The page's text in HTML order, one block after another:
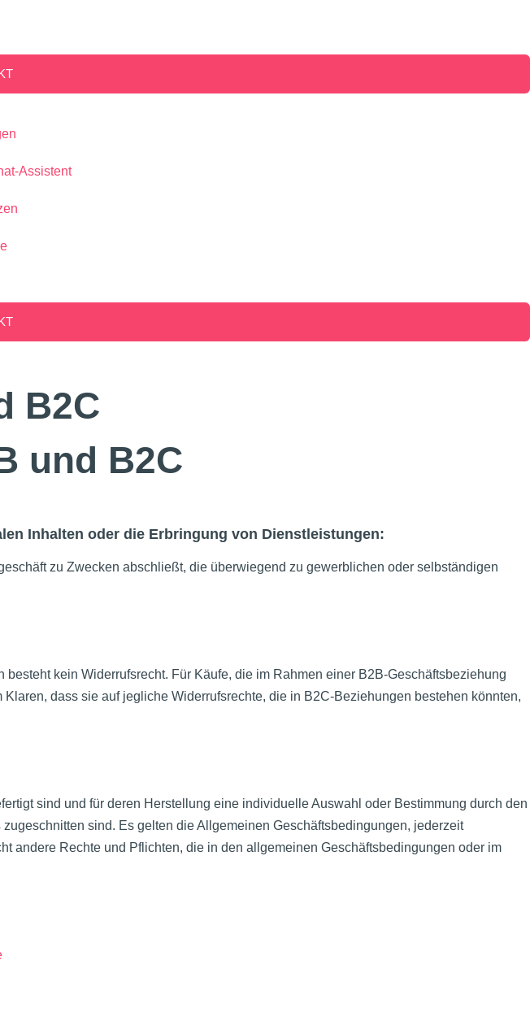
Assistent
B2C
und B2C
Inhalten oder die Erbringung von Dienstleistungen:
zu Zwecken abschließt, die überwiegend zu gewerblichen oder selbständigen
kein Widerrufsrecht. Für Käufe, die im Rahmen einer B2B-Geschäftsbeziehung
dass sie auf jegliche Widerrufsrechte, die in B2C-Beziehungen bestehen könnten,
sind und für deren Herstellung eine individuelle Auswahl oder Bestimmung durch den
sind. Es gelten die Allgemeinen Geschäftsbedingungen, jederzeit
andere Rechte und Pflichten, die in den allgemeinen Geschäftsbedingungen oder im